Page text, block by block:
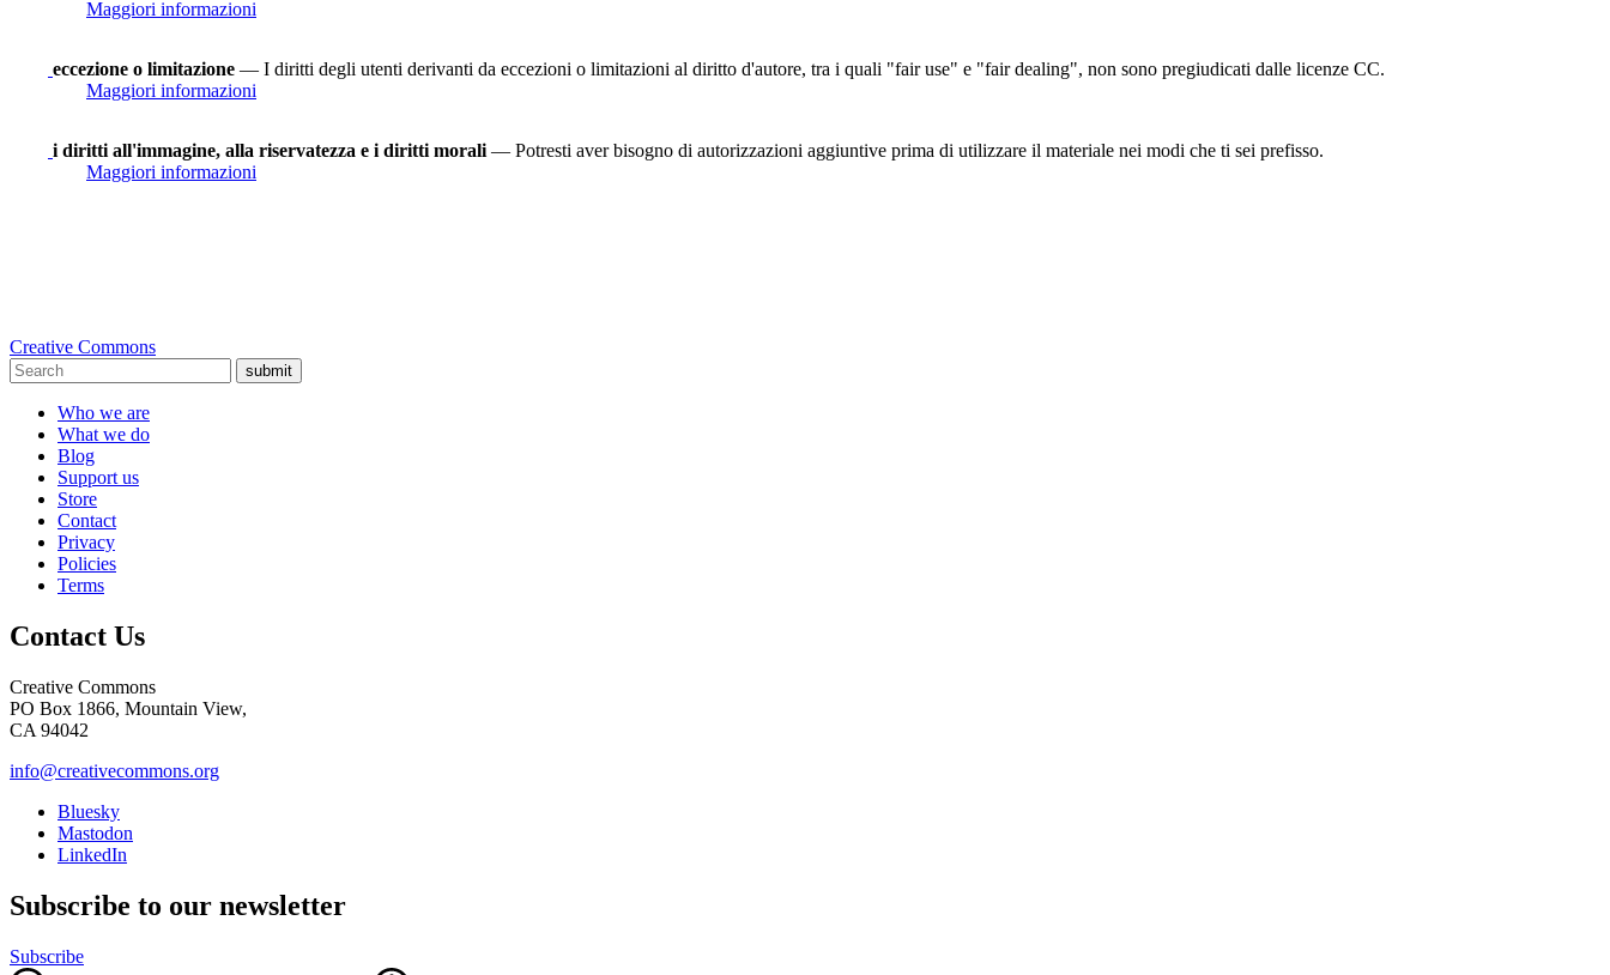
Maggiori informazioni
eccezione o limitazione — I diritti degli utenti derivanti da eccezioni o limitazioni al diritto d'autore, tra i quali "fair use" e "fair dealing", non sono pregiudicati dalle licenze CC.
Maggiori informazioni
i diritti all'immagine, alla riservatezza e i diritti morali — Potresti aver bisogno di autorizzazioni aggiuntive prima di utilizzare il materiale nei modi che ti sei prefisso.
Maggiori informazioni
Creative Commons
submit
Who we are
What we do
Blog
Support us
Store
Contact
Privacy
Policies
Terms
Contact Us
Creative Commons
PO Box 1866, Mountain View,
CA 94042
info@creativecommons.org
Bluesky
Mastodon
LinkedIn
Subscribe to our newsletter
Subscribe